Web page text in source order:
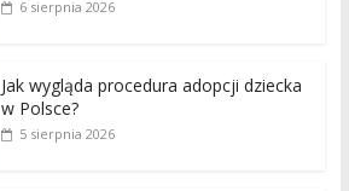
6 sierpnia 2026
Jak wygląda procedura adopcji dziecka
w Polsce?
5 sierpnia 2026